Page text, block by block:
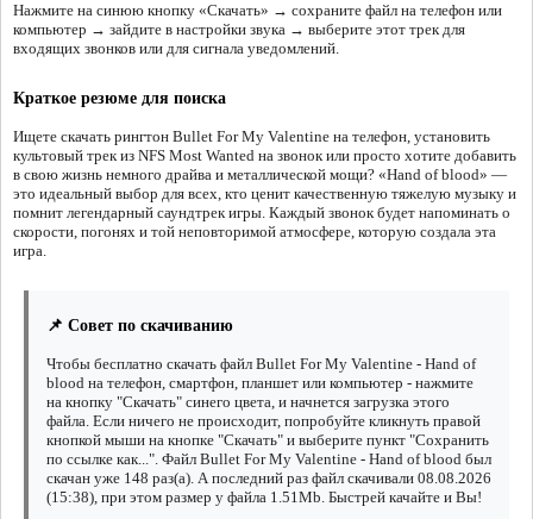
Нажмите на синюю кнопку «Скачать» → сохраните файл на телефон или
компьютер → зайдите в настройки звука → выберите этот трек для
входящих звонков или для сигнала уведомлений.
Краткое резюме для поиска
Ищете скачать рингтон Bullet For My Valentine на телефон, установить
культовый трек из NFS Most Wanted на звонок или просто хотите добавить
в свою жизнь немного драйва и металлической мощи? «Hand of blood» —
это идеальный выбор для всех, кто ценит качественную тяжелую музыку и
помнит легендарный саундтрек игры. Каждый звонок будет напоминать о
скорости, погонях и той неповторимой атмосфере, которую создала эта
игра.
📌 Совет по скачиванию
Чтобы бесплатно скачать файл Bullet For My Valentine - Hand of
blood на телефон, смартфон, планшет или компьютер - нажмите
на кнопку "Скачать" синего цвета, и начнется загрузка этого
файла. Если ничего не происходит, попробуйте кликнуть правой
кнопкой мыши на кнопке "Скачать" и выберите пункт "Сохранить
по ссылке как...". Файл Bullet For My Valentine - Hand of blood был
скачан уже 148 раз(а). А последний раз файл скачивали 08.08.2026
(15:38), при этом размер у файла 1.51Mb. Быстрей качайте и Вы!